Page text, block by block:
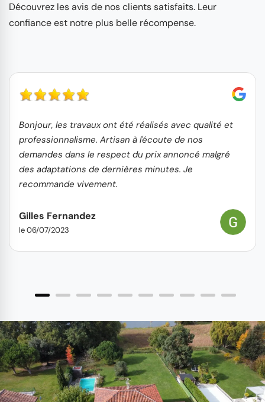
Découvrez les avis de nos clients satisfaits. Leur
confiance est notre plus belle récompense.
Bonjour, les travaux ont été réalisés avec qualité et
professionnalisme. Artisan à l'écoute de nos
demandes dans le respect du prix annoncé malgré
des adaptations de dernières minutes. Je
recommande vivement.
Gilles Fernandez
le 06/07/2023